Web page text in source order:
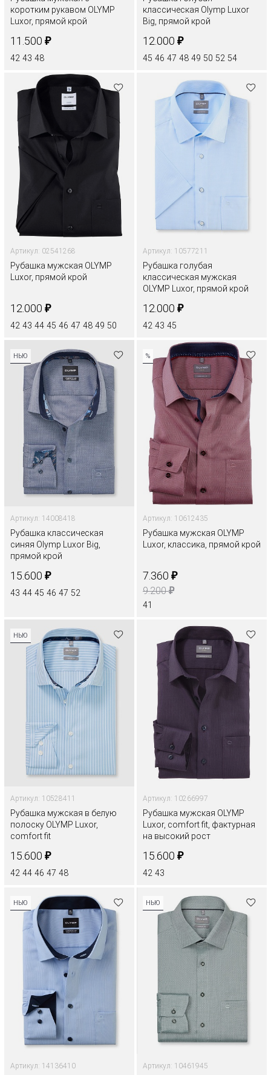
коротким рукавом OLYMP
Luxor, прямой крой
11.500 ₽
42 43 48
классическая Olymp Luxor
Big, прямой крой
12.000 ₽
45 46 47 48 49 50 52 54
Артикул: 02541268
Рубашка мужская OLYMP
Luxor, прямой крой
12.000 ₽
42 43 44 45 46 47 48 49 50
Артикул: 10577211
Рубашка голубая
классическая мужская
OLYMP Luxor, прямой крой
12.000 ₽
42 43 45
НЬЮ
Артикул: 14008418
Рубашка классическая
синяя Olymp Luxor Big,
прямой крой
15.600 ₽
43 44 45 46 47 52
%
Артикул: 10612435
Рубашка мужская OLYMP
Luxor, классика, прямой крой
7.360 ₽
9.200₽
41
НЬЮ
Артикул: 10528411
Рубашка мужская в белую
полоску OLYMP Luxor,
comfort fit
15.600 ₽
42 44 46 47 48
Артикул: 10266997
Рубашка мужская OLYMP
Luxor, comfort fit, фактурная
на высокий рост
15.600 ₽
42 43
НЬЮ
Артикул: 14136410
НЬЮ
Артикул: 10461945